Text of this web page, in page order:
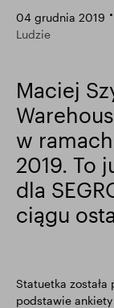
Posiadłość
Wyniki finansowe
Inteligentny park
04 grudnia 2019
Ludzie
Maciej
w
2019. To
dla
ciągu
Statuetka została
podstawie